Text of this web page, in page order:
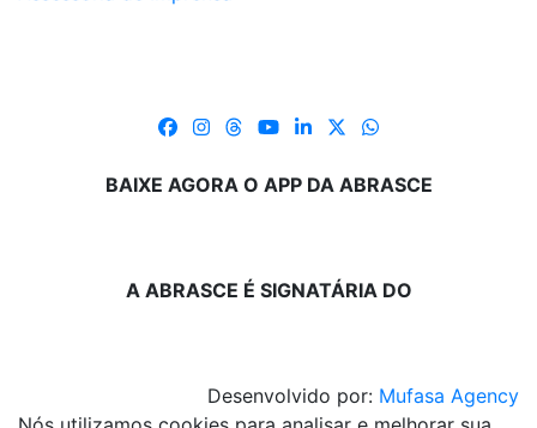
BAIXE AGORA O APP DA ABRASCE
A ABRASCE É SIGNATÁRIA DO
Desenvolvido por: Mufasa Agency